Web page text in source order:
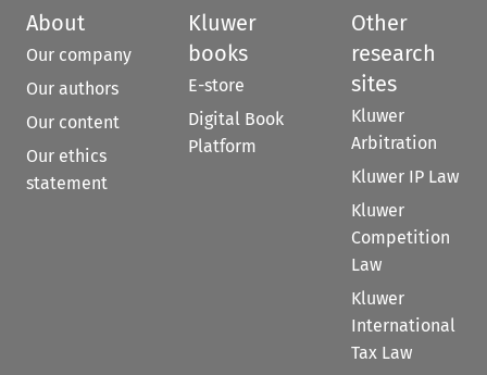
About
Our company
Our authors
Our content
Our ethics
statement
Kluwer
books
E-store
Digital Book
Platform
Other
research
sites
Kluwer
Arbitration
Kluwer IP Law
Kluwer
Competition
Law
Kluwer
International
Tax Law